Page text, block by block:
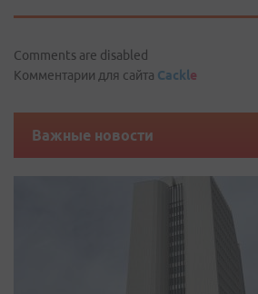
Comments are disabled
Комментарии для сайта Cackle
Важные новости